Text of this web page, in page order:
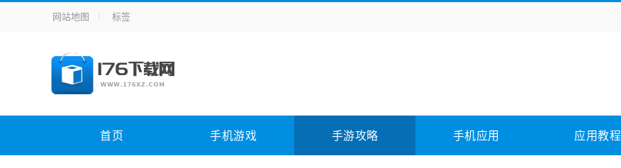
手机应用
手机游戏 体育竞技
电脑软件 其它类别 图形软件 安全相关 应用软件 影音软件 插件下载
未分类 综合其它
网站地图 标签
首页 手机游戏 手游攻略 手机应用 应用教程